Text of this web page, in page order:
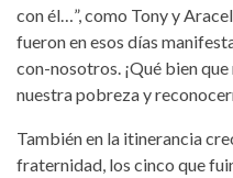
con él…”, como Tony y
fueron en esos días
con-nosotros. ¡Qué bien
nuestra pobreza y
También en la itinerancia
fraternidad, los cinco que